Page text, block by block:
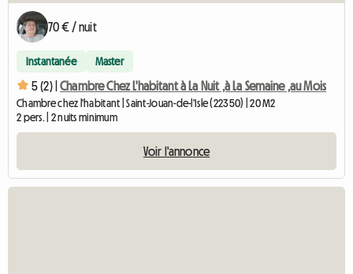
70 € / nuit
Instantanée Master
5 (2) | Chambre Chez L'habitant à La Nuit ,à La Semaine ,au Mois
Chambre chez l'habitant | Saint-Jouan-de-l'Isle (22350) | 20 M2
2 pers. | 2 nuits minimum
Voir l'annonce